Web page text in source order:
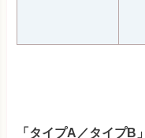
「タイプA／タイプB